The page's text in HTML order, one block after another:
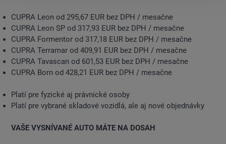
CUPRA Leon od 295,67 EUR bez DPH / mesačne
CUPRA Leon SP od 317,93 EUR bez DPH / mesačne
CUPRA Formentor od 317,18 EUR bez DPH / mesačne
CUPRA Terramar od 409,91 EUR bez DPH / mesačne
CUPRA Tavascan od 601,53 EUR bez DPH / mesačne
CUPRA Born od 428,21 EUR bez DPH / mesačne
Platí pre fyzické aj právnické osoby
Platí pre vybrané skladové vozidlá, ale aj nové objednávky
VAŠE VYSNÍVANÉ AUTO MÁTE NA DOSAH